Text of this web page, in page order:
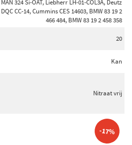
MAN 324 Si-OAT, Liebherr LH-01-COL3A, Deutz
DQC CC-14, Cummins CES 14603, BMW 83 19 2
466 484, BMW 83 19 2 458 358
20
Kan
Nitraat vrij
-17%